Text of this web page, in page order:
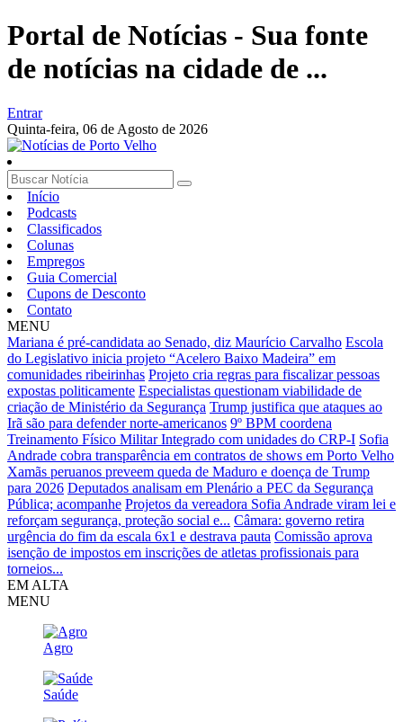
Portal de Notícias - Sua fonte
de notícias na cidade de ...
Entrar
Quinta-feira, 06 de Agosto de 2026
Início
Podcasts
Classificados
Colunas
Empregos
Guia Comercial
Cupons de Desconto
Contato
MENU
Mariana é pré-candidata ao Senado, diz Maurício Carvalho Escola
do Legislativo inicia projeto “Acelero Baixo Madeira” em
comunidades ribeirinhas Projeto cria regras para fiscalizar pessoas
expostas politicamente Especialistas questionam viabilidade de
criação de Ministério da Segurança Trump justifica que ataques ao
Irã são para defender norte-americanos 9º BPM coordena
Treinamento Físico Militar Integrado com unidades do CRP-I Sofia
Andrade cobra transparência em contratos de shows em Porto Velho
Xamãs peruanos preveem queda de Maduro e doença de Trump
para 2026 Deputados analisam em Plenário a PEC da Segurança
Pública; acompanhe Projetos da vereadora Sofia Andrade viram lei e
reforçam segurança, proteção social e... Câmara: governo retira
urgência do fim da escala 6x1 e destrava pauta Comissão aprova
isenção de impostos em inscrições de atletas profissionais para
torneios...
EM ALTA
MENU
Agro
Saúde